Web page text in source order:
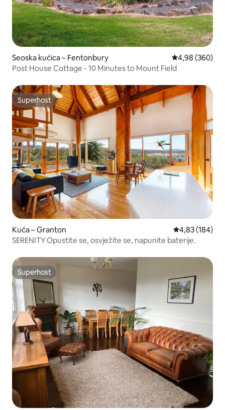
Seoska kućica – Fentonbury Prosječna
4,98 (360)
Post House Cottage - 10 Minutes to Mount Field
Superhost
Superhost
Kuća – Granton Prosječna
4,83 (184)
SERENITY Opustite se, osvježite se, napunite baterije.
Superhost
Superhost